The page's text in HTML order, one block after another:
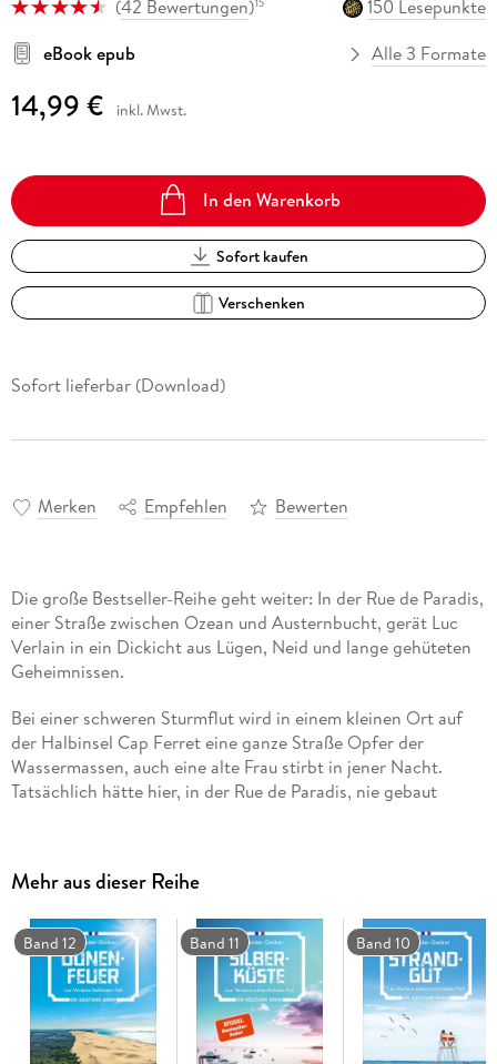
(42 Bewertungen)
150 Lesepunkte
eBook epub
Alle 3 Formate
14,99 € inkl. Mwst.
In den Warenkorb
Sofort kaufen
Verschenken
Sofort lieferbar (Download)
Merken Empfehlen Bewerten
Die große Bestseller-Reihe geht weiter: In der Rue de Paradis,
einer Straße zwischen Ozean und Austernbucht, gerät Luc
Verlain in ein Dickicht aus Lügen, Neid und lange gehüteten
Geheimnissen.
Bei einer schweren Sturmflut wird in einem kleinen Ort auf
der Halbinsel Cap Ferret eine ganze Straße Opfer der
Wassermassen, auch eine alte Frau stirbt in jener Nacht.
Tatsächlich hätte hier, in der Rue de Paradis, nie gebaut
vermitteln - und findet sich bald in seinem kniffligsten Fall
wieder, genau in der Nacht, in der eine neue Sturmflut droht:
Der Bürgermeister des Dorfes treibt tot im Wasser. War der
Mord an ihm die Rache des Enkels der Toten aus der
Sturmnacht? Oder ist einer der Menschen schuldig, deren
Häuser abgerissen werden? Bald wird klar: Der reiche
Politiker hatte nur noch Feinde in der Rue de Paradis.
Mehr aus dieser Reihe
Band 12 Band 11 Band 10